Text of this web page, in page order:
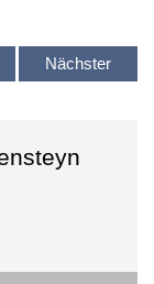
Nächster